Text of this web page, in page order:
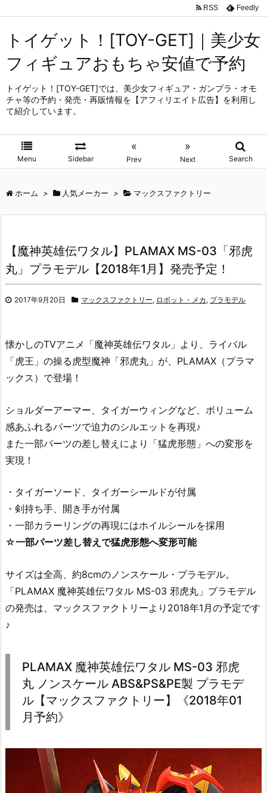
トイゲット！[TOY-GET]｜美少女
フィギュアおもちゃ安値で予約
トイゲット！[TOY-GET]では、美少女フィギュア・ガンプラ・オモ
チャ等の予約・発売・再販情報を【アフィリエイト広告】を利用し
て紹介しています。
Menu Sidebar
«
Prev
»
Next Search
RSS Feedly
ホーム > 人気メーカー > マックスファクトリー
【魔神英雄伝ワタル】PLAMAX MS-03「邪虎
丸」プラモデル【2018年1月】発売予定！
2017年9月20日 マックスファクトリー, ロボット・メカ , プラモデル
懐かしのTVアニメ「魔神英雄伝ワタル」より、ライバル
「虎王」の操る虎型魔神「邪虎丸」が、PLAMAX（プラマ
ックス）で登場！
ショルダーアーマー、タイガーウィングなど、ボリューム
感あふれるパーツで迫力のシルエットを再現♪
また一部パーツの差し替えにより「猛虎形態」への変形を
実現！
・タイガーソード、タイガーシールドが付属
・剣持ち手、開き手が付属
・一部カラーリングの再現にはホイルシールを採用
☆一部パーツ差し替えで猛虎形態へ変形可能
サイズは全高、約8cmのノンスケール・プラモデル。
「PLAMAX 魔神英雄伝ワタル MS-03 邪虎丸」プラモデル
の発売は、マックスファクトリーより2018年1月の予定です
♪
PLAMAX 魔神英雄伝ワタル MS-03 邪虎
丸 ノンスケール ABS&PS&PE製 プラモデ
ル【マックスファクトリー】《2018年01
月予約》